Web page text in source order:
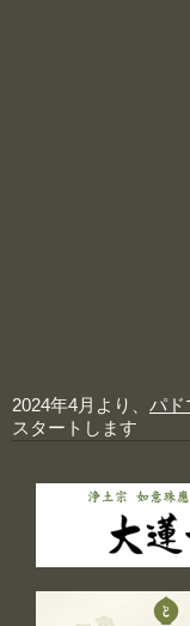
2024年4月より、 パド
スタートします